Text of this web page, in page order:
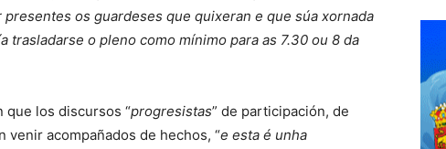
os guardeses que quixeran e que súa xornada
o pleno como mínimo para as 7.30 ou 8 da
que los discursos “progresistas” de participación, de
venir acompañados de hechos, “e esta é unha